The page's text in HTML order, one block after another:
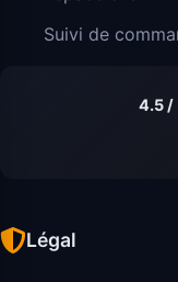
Suivi de
4.5 /
Légal